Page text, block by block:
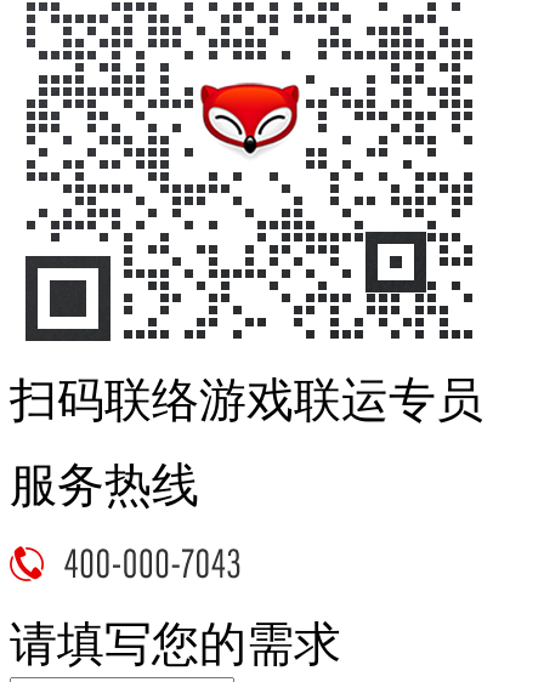
扫码联络游戏联运专员
服务热线
请填写您的需求